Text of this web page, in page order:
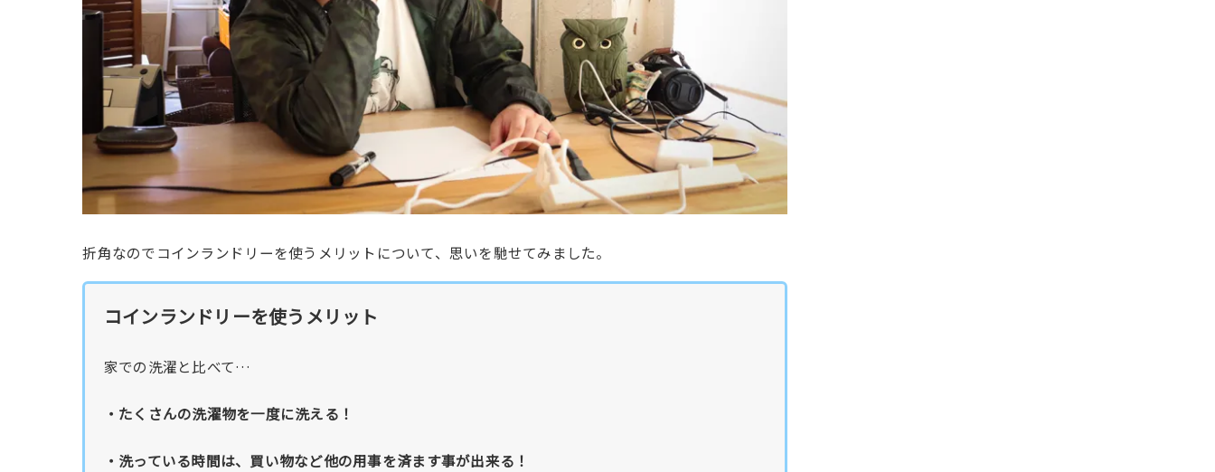
折角なのでコインランドリーを使うメリットについて、思いを馳せてみました。
コインランドリーを使うメリット
家での洗濯と比べて…
・たくさんの洗濯物を一度に洗える！
・洗っている時間は、買い物など他の用事を済ます事が出来る！